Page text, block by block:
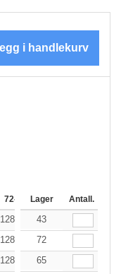
72-143 144-287
Lager Antall.
128.34 118.41
43
128.34 118.41
72
128.34 118.41
65